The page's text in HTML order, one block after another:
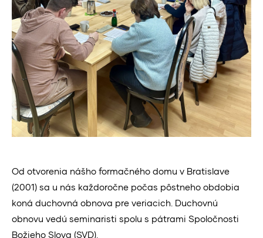
Od otvorenia nášho formačného domu v Bratislave
(2001) sa u nás každoročne počas pôstneho obdobia
koná duchovná obnova pre veriacich. Duchovnú
obnovu vedú seminaristi spolu s pátrami Spoločnosti
Božieho Slova (SVD).